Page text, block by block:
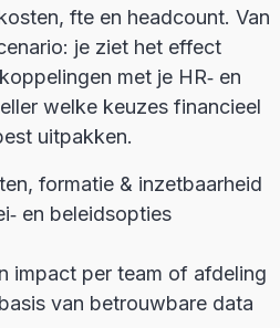
fte en headcount. Van
je ziet het effect
met je HR‑ en
welke keuzes financieel
uitpakken.
formatie & inzetbaarheid
en beleidsopties
impact per team of afdeling
van betrouwbare data